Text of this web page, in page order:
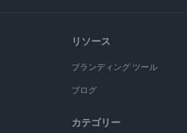
リソース
ブランディング ツール
ブログ
カテゴリー